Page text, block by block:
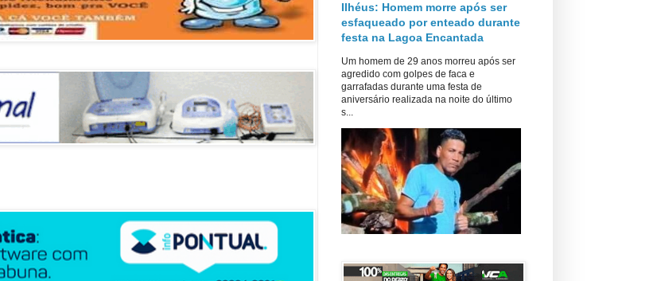
Ilhéus: Homem morre após ser
esfaqueado por enteado durante
festa na Lagoa Encantada
Um homem de 29 anos morreu após ser
agredido com golpes de faca e
garrafadas durante uma festa de
aniversário realizada na noite do último
s...